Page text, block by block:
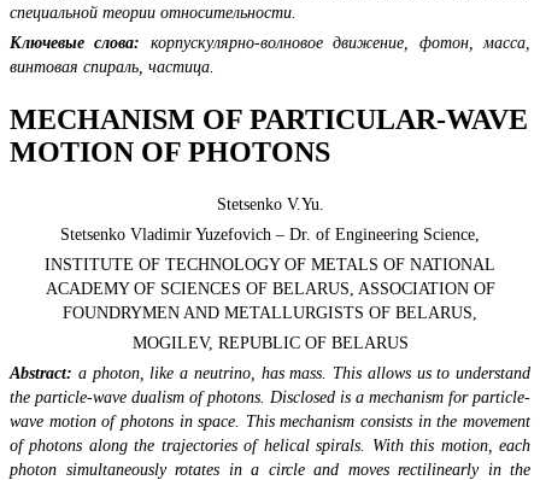
специальной теории относительности.
Ключевые слова: корпускулярно-волновое движение, фотон, масса,
винтовая спираль, частица.
MECHANISM OF PARTICULAR-WAVE
MOTION OF PHOTONS
Stetsenko V.Yu.
Stetsenko Vladimir Yuzefovich – Dr. of Engineering Science,
INSTITUTE OF TECHNOLOGY OF METALS OF NATIONAL
ACADEMY OF SCIENCES OF BELARUS, ASSOCIATION OF
FOUNDRYMEN AND METALLURGISTS OF BELARUS,
MOGILEV, REPUBLIC OF BELARUS
Abstract: a photon, like a neutrino, has mass. This allows us to understand
the particle-wave dualism of photons. Disclosed is a mechanism for particle-
wave motion of photons in space. This mechanism consists in the movement
of photons along the trajectories of helical spirals. With this motion, each
photon simultaneously rotates in a circle and moves rectilinearly in the